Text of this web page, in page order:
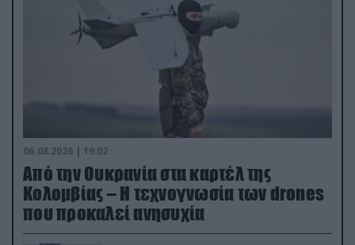
06.08.2026 | 19:02
Από την Ουκρανία στα καρτέλ της
Κολομβίας – Η τεχνογνωσία των drones
που προκαλεί ανησυχία